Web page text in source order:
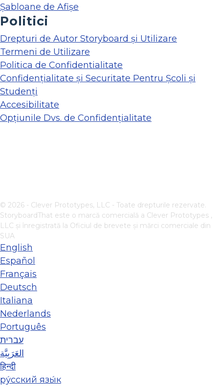
Șabloane de Afișe
Politici
Drepturi de Autor Storyboard și Utilizare
Termeni de Utilizare
Politica de Confidentialitate
Confidențialitate și Securitate Pentru Școli și
Studenți
Accesibilitate
Opțiunile Dvs. de Confidențialitate
© 2026 - Clever Prototypes, LLC - Toate drepturile rezervate.
StoryboardThat este o marcă comercială a Clever Prototypes ,
LLC și înregistrată la Oficiul de brevete și mărci comerciale din
SUA
English
Español
Français
Deutsch
Italiana
Nederlands
Português
עברית
العَرَبِيَّة
हिन्दी
ру́сский язы́к